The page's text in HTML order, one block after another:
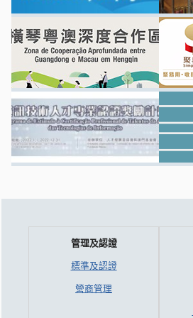
管理及認證
標準及認證
營商管理